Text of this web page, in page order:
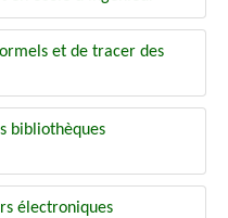
et de tracer des
bibliothèques
électroniques